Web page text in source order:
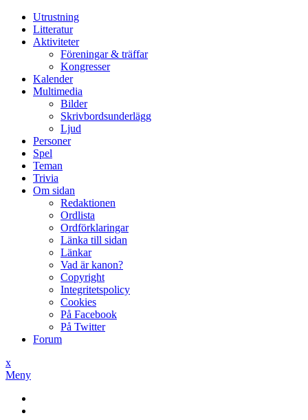
Utrustning
Litteratur
Aktiviteter
Föreningar & träffar
Kongresser
Kalender
Multimedia
Bilder
Skrivbordsunderlägg
Ljud
Personer
Spel
Teman
Trivia
Om sidan
Redaktionen
Ordlista
Ordförklaringar
Länka till sidan
Länkar
Vad är kanon?
Copyright
Integritetspolicy
Cookies
På Facebook
På Twitter
Forum
x
Meny